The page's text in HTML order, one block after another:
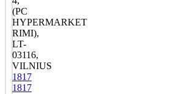
(PC
HYPERMARKET
RIMI),
LT-
03116,
VILNIUS
1817
1817